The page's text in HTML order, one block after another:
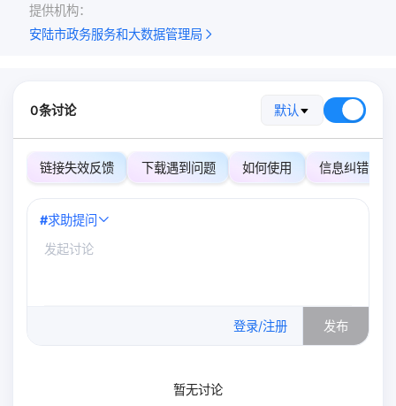
提供机构：
安陆市政务服务和大数据管理局
0条讨论 默认
链接失效反馈 下载遇到问题 如何使用 信息纠错
#求助提问
登录/注册 发布
暂无讨论